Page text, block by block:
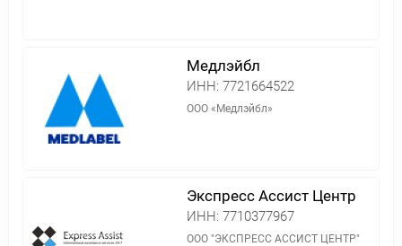
Медлэйбл
ИНН: 7721664522
ООО «Медлэйбл»
Экспресс Ассист Центр
ИНН: 7710377967
ООО "ЭКСПРЕСС АССИСТ ЦЕНТР"